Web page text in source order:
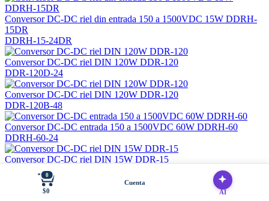
Conversor DC-DC riel din entrada 150 a 1500VDC 15W DDRH-
15DR
DDRH-15-24DR
Conversor DC-DC riel DIN 120W DDR-120
DDR-120D-24
Conversor DC-DC riel DIN 120W DDR-120
DDR-120B-48
Conversor DC-DC entrada 150 a 1500VDC 60W DDRH-60
DDRH-60-24
Conversor DC-DC riel DIN 15W DDR-15
DDR-15G-3.3
Conversor DC-DC riel DIN 30W DDR-30
0
$0
Cuenta
AI